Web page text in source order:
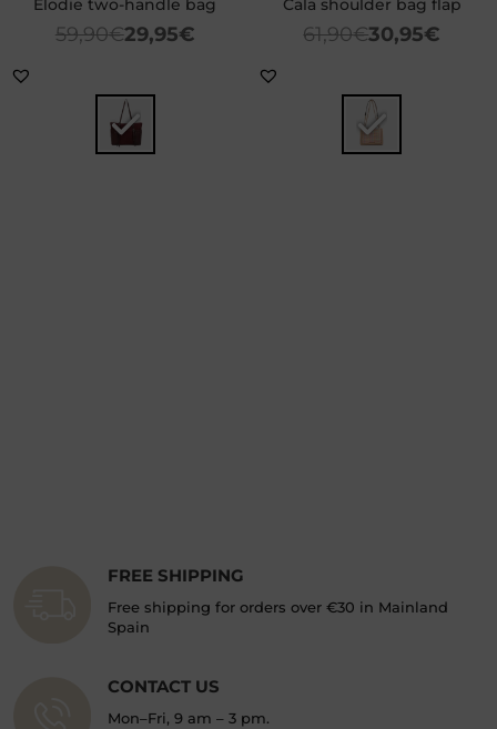
Elodie two-handle bag
59,90€29,95€
Cala shoulder bag flap
61,90€30,95€
FREE SHIPPING
Free shipping for orders over €30 in Mainland
Spain
CONTACT US
Mon–Fri, 9 am – 3 pm.